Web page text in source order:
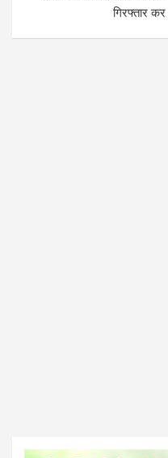
गिरफ्तार